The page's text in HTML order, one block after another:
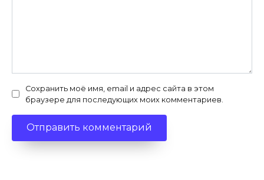
Сохранить моё имя, email и адрес сайта в этом
браузере для последующих моих комментариев.